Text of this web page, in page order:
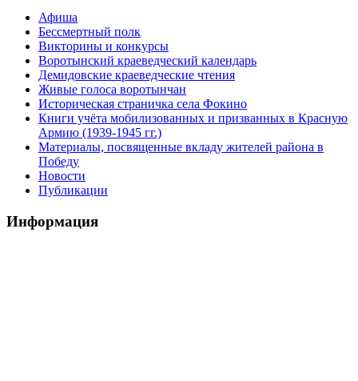
Афиша
Бессмертный полк
Викторины и конкурсы
Воротынский краеведческий календарь
Демидовские краеведческие чтения
Живые голоса воротынчан
Историческая страничка села Фокино
Книги учёта мобилизованных и призванных в Красную
Армию (1939-1945 гг.)
Материалы, посвященные вкладу жителей района в
Победу
Новости
Публикации
Информация